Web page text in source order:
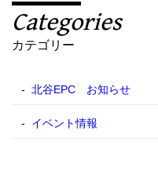
Categories
カテゴリー
北谷EPC お知らせ
イベント情報